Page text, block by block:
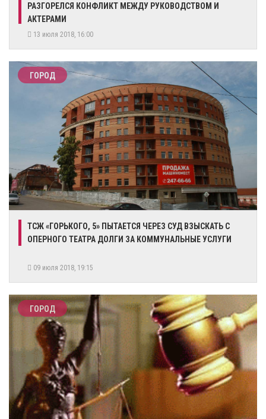
РАЗГОРЕЛСЯ КОНФЛИКТ МЕЖДУ РУКОВОДСТВОМ И
АКТЕРАМИ
13 июля 2018, 16:00
ГОРОД
ТСЖ «ГОРЬКОГО, 5» ПЫТАЕТСЯ ЧЕРЕЗ СУД ВЗЫСКАТЬ С
ОПЕРНОГО ТЕАТРА ДОЛГИ ЗА КОММУНАЛЬНЫЕ УСЛУГИ
09 июля 2018, 19:15
ГОРОД